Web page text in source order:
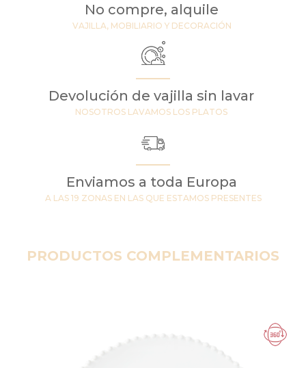
No compre, alquile
VAJILLA, MOBILIARIO Y DECORACIÓN
Devolución de vajilla sin lavar
NOSOTROS LAVAMOS LOS PLATOS
Enviamos a toda Europa
A LAS 19 ZONAS EN LAS QUE ESTAMOS PRESENTES
PRODUCTOS COMPLEMENTARIOS